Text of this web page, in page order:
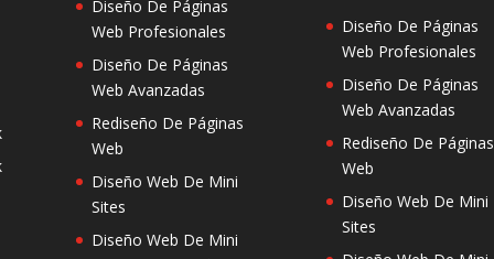
Diseño De Páginas
Web Profesionales
Diseño De Páginas
Web Avanzadas
Rediseño De Páginas
Web
Diseño Web De Mini
Sites
Diseño Web De Mini
Diseño De Páginas
Web Profesionales
Diseño De Páginas
Web Avanzadas
Rediseño De Páginas
Web
Diseño Web De Mini
Sites